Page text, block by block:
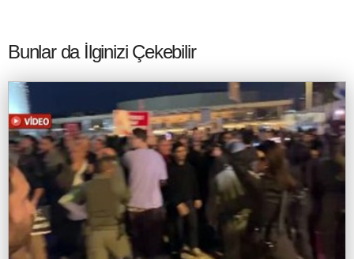
Bunlar da İlginizi Çekebilir